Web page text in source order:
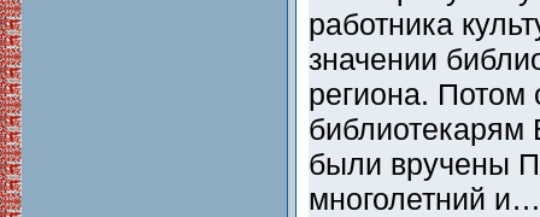
работника
значении
региона. Потом
библиотекарям
были вручены
многолетний и…